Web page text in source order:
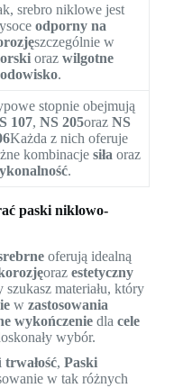
srebro niklowe jest
odporny na
szczególnie w
oraz wilgotne
.
stopnie obejmują
107, NS 205oraz NS
Każda z nich oferuje
kombinacje siła oraz
.
paski niklowo-
oferują idealną
oraz estetyczny
materiału, który
w zastosowania
wykończeniedla cele
wybór.
trwałość, Paski
w tak różnych